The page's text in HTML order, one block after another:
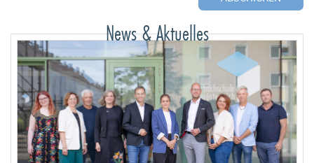
News & Aktuelles